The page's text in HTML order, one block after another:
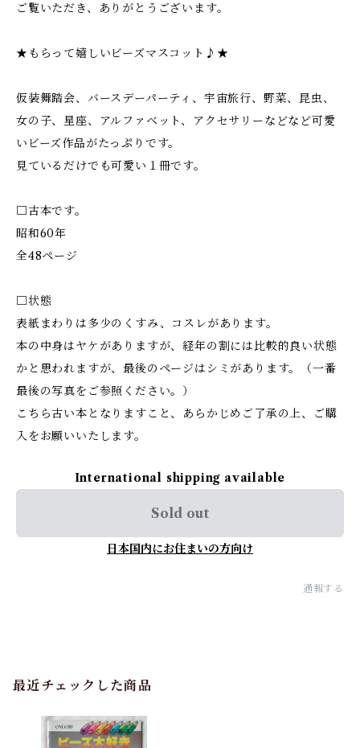
ご覧いただき、ありがとうございます。
★もらって嬉しいビーズマスコット♪★
仮装舞踏会、バースデーパーティ、宇宙旅行、野菜、昆虫、
女の子、星座、アルファベット、アクセサリーなどなど可愛
いビーズ作品がたっぷりです。
見ているだけでも可愛い１冊です。
□古本です。
昭和60年
全48ページ
□状態
表紙まわりは多少のくすみ、コスレがあります。
本の中身はヤケがありますが、経年の割には比較的良い状態
かと思われますが、最後のページはシミがあります。（一番
最後の写真をご参照ください。）
こちら古い本となりますこと、あらかじめご了承の上、ご購
入をお願いいたします。
International shipping available
Sold out
日本国内にお住まいの方向け
通報する
最近チェックした商品